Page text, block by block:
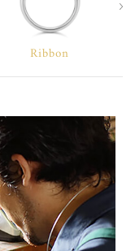
Ribbon